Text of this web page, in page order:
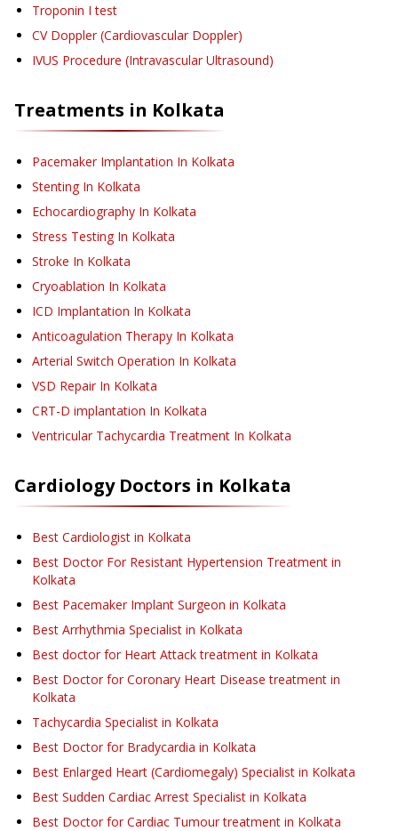
Troponin I test
CV Doppler (Cardiovascular Doppler)
IVUS Procedure (Intravascular Ultrasound)
Treatments in Kolkata
Pacemaker Implantation In Kolkata
Stenting In Kolkata
Echocardiography In Kolkata
Stress Testing In Kolkata
Stroke In Kolkata
Cryoablation In Kolkata
ICD Implantation In Kolkata
Anticoagulation Therapy In Kolkata
Arterial Switch Operation In Kolkata
VSD Repair In Kolkata
CRT-D implantation In Kolkata
Ventricular Tachycardia Treatment In Kolkata
CardiologyDoctors in Kolkata
Best Cardiologist in Kolkata
Best Doctor For Resistant Hypertension Treatment in
Kolkata
Best Pacemaker Implant Surgeon in Kolkata
Best Arrhythmia Specialist in Kolkata
Best doctor for Heart Attack treatment in Kolkata
Best Doctor for Coronary Heart Disease treatment in
Kolkata
Tachycardia Specialist in Kolkata
Best Doctor for Bradycardia in Kolkata
Best Enlarged Heart (Cardiomegaly) Specialist in Kolkata
Best Sudden Cardiac Arrest Specialist in Kolkata
Best Doctor for Cardiac Tumour treatment in Kolkata